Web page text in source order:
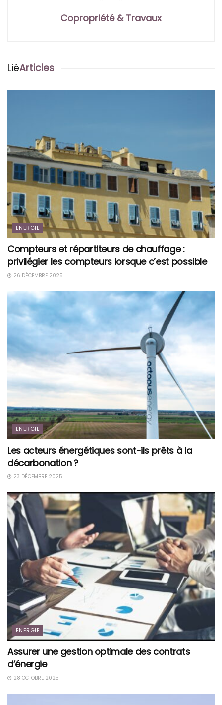
Copropriété & Travaux
LiéArticles
ENERGIE
Compteurs et répartiteurs de chauffage :
privilégier les compteurs lorsque c’est possible
26 DÉCEMBRE 2025
ENERGIE
Les acteurs énergétiques sont-ils prêts à la
décarbonation ?
23 DÉCEMBRE 2025
ENERGIE
Assurer une gestion optimale des contrats
d’énergie
28 OCTOBRE 2025